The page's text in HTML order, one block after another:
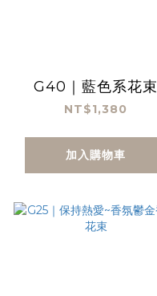
G40｜藍色系花束
NT$1,380
加入購物車